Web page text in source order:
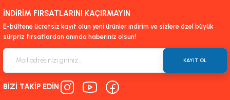
İNDİRİM FIRSATLARINI KAÇIRMAYIN
E-bültene ücretsiz kayıt olun yeni ürünler indirim ve sizlere özel büyük
sürpriz fırsatlardan anında haberiniz olsun!
KAYIT OL
BİZİ TAKİP EDİN